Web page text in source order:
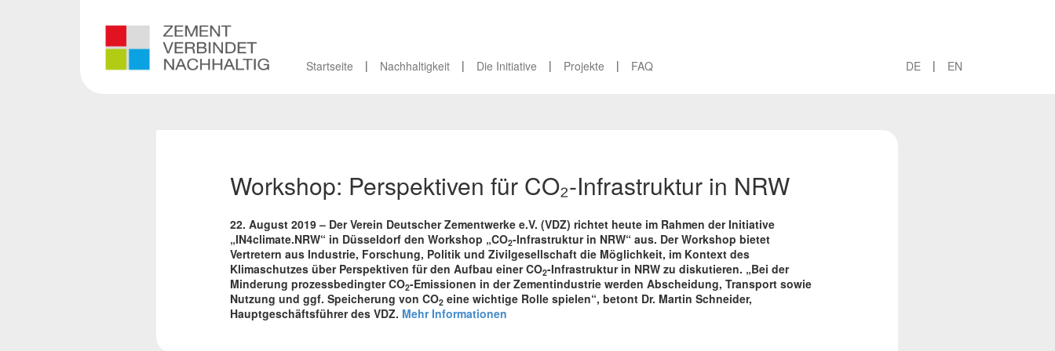
Startseite | Nachhaltigkeit | Die Initiative | Projekte | FAQ DE | EN
Workshop: Perspektiven für CO₂-Infrastruktur in NRW
22. August 2019– Der Verein Deutscher Zementwerke e.V. (VDZ) richtet heute im Rahmen der Initiative
„IN4climate.NRW“ in Düsseldorf den Workshop „CO2-Infrastruktur in NRW“ aus. Der Workshop bietet
Vertretern aus Industrie, Forschung, Politik und Zivilgesellschaft die Möglichkeit, im Kontext des
Klimaschutzes über Perspektiven für den Aufbau einer CO2-Infrastruktur in NRW zu diskutieren. „Bei der
Minderung prozessbedingter CO2-Emissionen in der Zementindustrie werden Abscheidung, Transport sowie
Nutzung und ggf. Speicherung von CO2 eine wichtige Rolle spielen“, betont Dr. Martin Schneider,
Hauptgeschäftsführer des VDZ. Mehr Informationen